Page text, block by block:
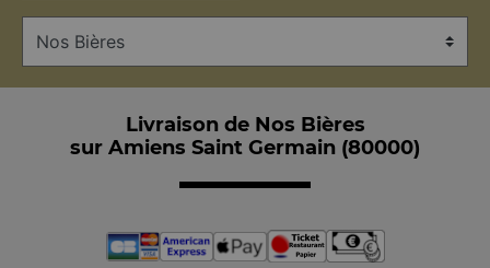
Livraison de Nos Bières
sur Amiens Saint Germain (80000)